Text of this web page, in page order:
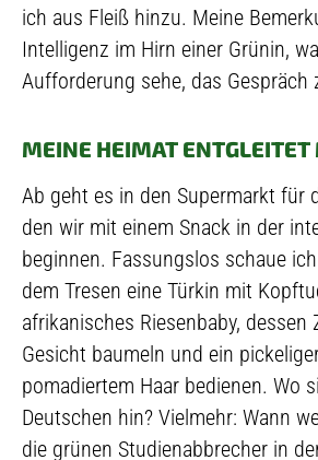
ich aus Fleiß hinzu. Meine
Intelligenz im Hirn einer Grünin,
Aufforderung sehe, das Gespräch
MEINE HEIMAT ENTGLEITET
Ab geht es in den Supermarkt für
den wir mit einem Snack in der
beginnen. Fassungslos schaue
dem Tresen eine Türkin mit
afrikanisches Riesenbaby, dessen
Gesicht baumeln und ein
pomadiertem Haar bedienen. Wo
Deutschen hin? Vielmehr: Wann
die grünen Studienabbrecher in